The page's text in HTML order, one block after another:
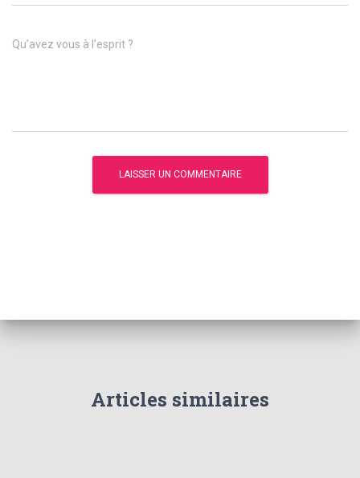
Qu’avez vous à l’esprit ?
Articles similaires